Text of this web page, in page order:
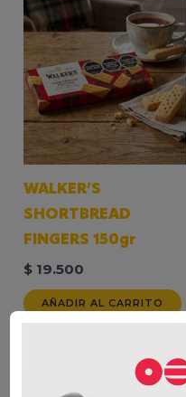
WALKER’S
SHORTBREAD
FINGERS 150gr
$ 19.500
AÑADIR AL CARRITO